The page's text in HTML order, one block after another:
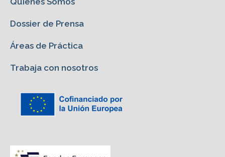
Dossier de Prensa
Áreas de Práctica
Trabaja con nosotros